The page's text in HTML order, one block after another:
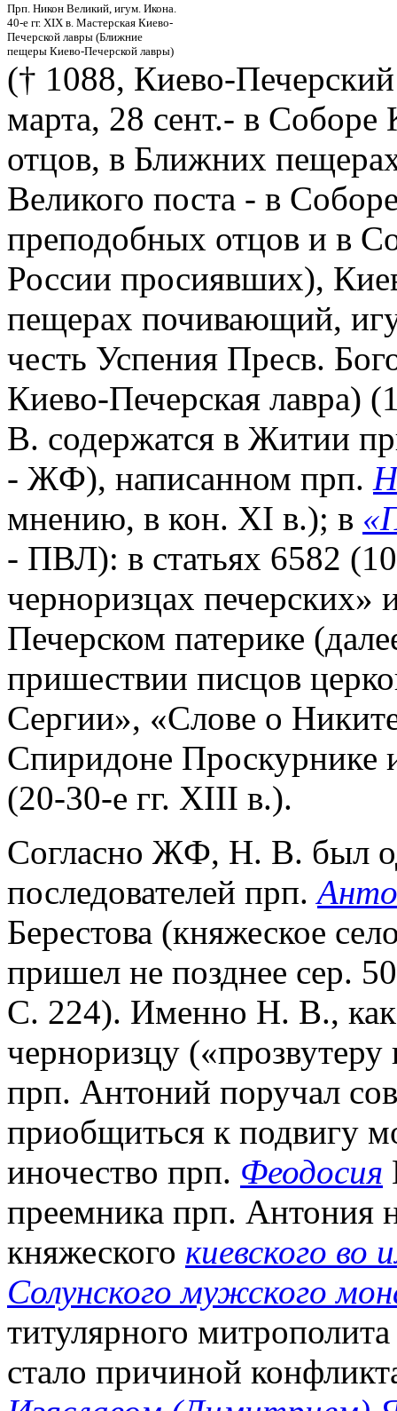
Прп. Никон Великий, игум. Икона.
40-е гг. XIX в. Мастерская Киево-
Печерской лавры (Ближние
пещеры Киево-Печерской лавры)
(† 1088, Киево-
марта, 28 сент.- в
отцов, в Ближних
Великого поста - в
преподобных отцов и в
России просиявших),
пещерах почивающий,
честь Успения Пресв.
Киево-Печерская лавра)
В. содержатся в Житии
- ЖФ), написанном прп.
мнению, в кон. XI в.); в
- ПВЛ): в статьях 6582
черноризцах печерских»
Печерском патерике
пришествии писцов
Сергии», «Слове о
Спиридоне
(20-30-е гг. XIII в.).
Согласно ЖФ, Н. В. был
последователей прп.
Берестова (княжеское
пришел не позднее сер.
С. 224). Именно Н. В.,
черноризцу
прп. Антоний поручал
приобщиться к подвигу
иночество прп. Феодосия
преемника прп. Антония
княжеского киевского во
Солунского мужского
титулярного
стало причиной